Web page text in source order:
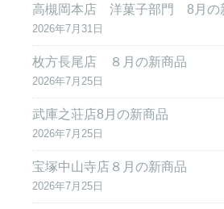
高槻岡本店 洋菓子部門 8月の
2026年7月31日
枚方長尾店 ８月の新商品
2026年7月25日
武庫之荘店8月の新商品
2026年7月25日
宝塚中山寺店８月の新商品
2026年7月25日